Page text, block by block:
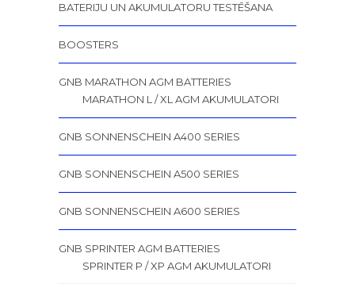
BATERIJU UN AKUMULATORU TESTĒŠANA
BOOSTERS
GNB MARATHON AGM BATTERIES
MARATHON L / XL AGM AKUMULATORI
GNB SONNENSCHEIN A400 SERIES
GNB SONNENSCHEIN A500 SERIES
GNB SONNENSCHEIN A600 SERIES
GNB SPRINTER AGM BATTERIES
SPRINTER P / XP AGM AKUMULATORI